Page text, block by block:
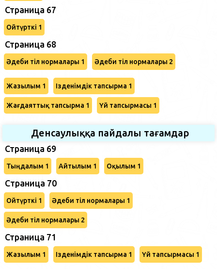
Страница 67
Ойтүрткі 1
Страница 68
Әдеби тіл нормалары 1 Әдеби тіл нормалары 2
Жазылым 1 Ізденімдік тапсырма 1
Жағдаяттық тапсырма 1 Үй тапсырмасы 1
Денсаулыққа пайдалы тағамдар
Страница 69
Тыңдалым 1 Айтылым 1 Оқылым 1
Cтраница 70
Ойтүрткі 1 Әдеби тіл нормалары 1
Әдеби тіл нормалары 2
Страница 71
Жазылым 1 Ізденімдік тапсырма 1 Үй тапсырмасы 1